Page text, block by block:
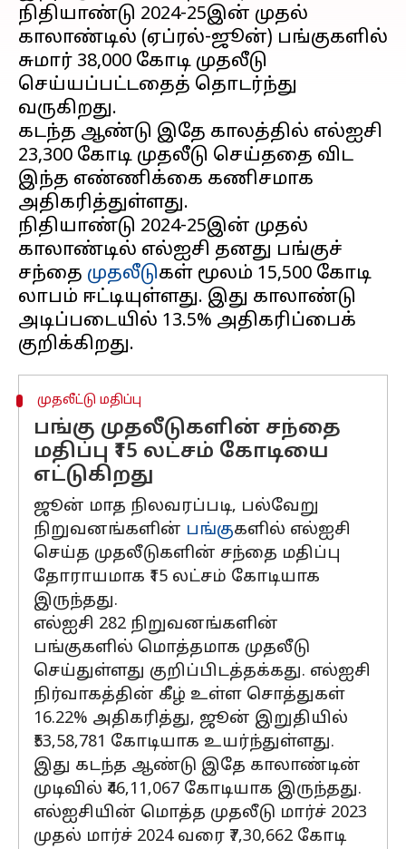
நிதியாண்டு 2024-25இன் முதல்
காலாண்டில் (ஏப்ரல்-ஜூன்) பங்குகளில்
சுமார் ₹38,000 கோடி முதலீடு
செய்யப்பட்டதைத் தொடர்ந்து
வருகிறது.
கடந்த ஆண்டு இதே காலத்தில் எல்ஐசி
₹23,300 கோடி முதலீடு செய்ததை விட
இந்த எண்ணிக்கை கணிசமாக
அதிகரித்துள்ளது.
நிதியாண்டு 2024-25இன் முதல்
காலாண்டில் எல்ஐசி தனது பங்குச்
சந்தை முதலீடுகள் மூலம் ₹15,500 கோடி
லாபம் ஈட்டியுள்ளது. இது காலாண்டு
அடிப்படையில் 13.5% அதிகரிப்பைக்
முதலீட்டு மதிப்பு
பங்கு முதலீடுகளின் சந்தை
மதிப்பு ₹15 லட்சம் கோடியை
எட்டுகிறது
ஜூன் மாத நிலவரப்படி, பல்வேறு
நிறுவனங்களின் பங்குகளில் எல்ஐசி
செய்த முதலீடுகளின் சந்தை மதிப்பு
தோராயமாக ₹15 லட்சம் கோடியாக
இருந்தது.
எல்ஐசி 282 நிறுவனங்களின்
பங்குகளில் மொத்தமாக முதலீடு
செய்துள்ளது குறிப்பிடத்தக்கது. எல்ஐசி
நிர்வாகத்தின் கீழ் உள்ள சொத்துகள்
16.22% அதிகரித்து, ஜூன் இறுதியில்
₹53,58,781 கோடியாக உயர்ந்துள்ளது.
இது கடந்த ஆண்டு இதே காலாண்டின்
முடிவில் ₹46,11,067 கோடியாக இருந்தது.
எல்ஐசியின் மொத்த முதலீடு மார்ச் 2023
முதல் மார்ச் 2024 வரை ₹7,30,662 கோடி